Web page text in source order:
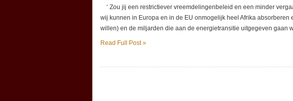
‘ Zou jij een restrictiever vreemdelingenbeleid en een minder
wij kunnen in Europa en in de EU onmogelijk heel Afrika absorberen
willen) en de miljarden die aan de energietransitie uitgegeven gaan
Read Full Post »